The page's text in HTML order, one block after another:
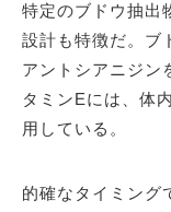
特定のブドウ抽出
設計も特徴だ。ブ
アントシアニジン
タミンEには、体
用している。
的確なタイミング